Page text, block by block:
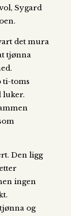
Sygard
det mura
tjønna
ti-toms
luker.
Den ligg
ingen
og